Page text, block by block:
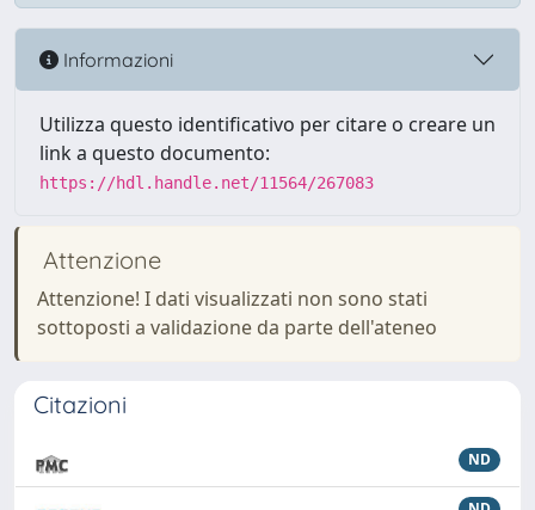
Informazioni
Utilizza questo identificativo per citare o creare un
link a questo documento:
https://hdl.handle.net/11564/267083
Attenzione
Attenzione! I dati visualizzati non sono stati
sottoposti a validazione da parte dell'ateneo
Citazioni
ND